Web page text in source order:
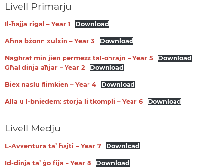
Livell Primarju
Il-ħajja rigal – Year 1 Download
Aħna bżonn xulxin – Year 3 Download
Nagħraf min jien permezz tal-oħrajn – Year 5
Download
Għal dinja aħjar – Year 2
Download
Biex naslu flimkien – Year 4 Download
Alla u l-bniedem: storja li tkompli – Year 6 Download
Livell Medju
L-Avventura ta’ ħajti – Year 7 Download
Id-dinja ta’ ġo fija – Year 8 Download